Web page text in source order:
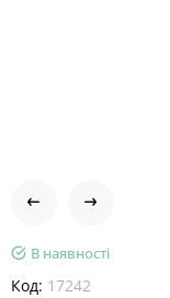
В наявності
Код: 17242